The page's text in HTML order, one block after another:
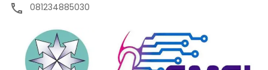
081234885030